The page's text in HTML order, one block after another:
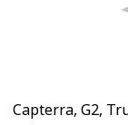
Capterra, G2,